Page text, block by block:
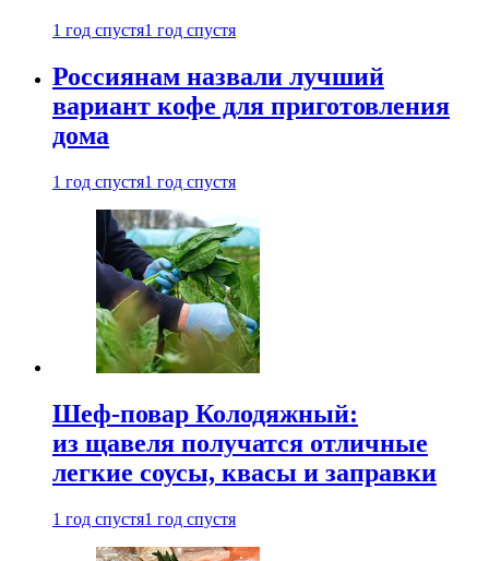
1 год спустя1 год спустя
Россиянам назвали лучший
вариант кофе для приготовления
дома
1 год спустя1 год спустя
Шеф-повар Колодяжный:
из щавеля получатся отличные
легкие соусы, квасы и заправки
1 год спустя1 год спустя